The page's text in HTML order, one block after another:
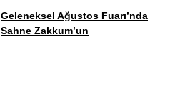
Geleneksel Ağustos Fuarı’nda
Sahne Zakkum’un